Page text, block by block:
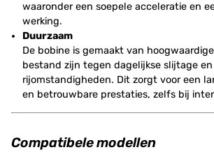
waaronder een soepele acceleratie en
werking.
Duurzaam
De bobine is gemaakt van
bestand zijn tegen dagelijkse slijtage
rijomstandigheden. Dit zorgt voor een
en betrouwbare prestaties, zelfs bij
Compatibele modellen